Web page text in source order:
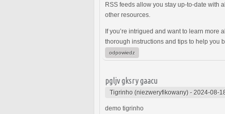
RSS feeds allow you stay up-to-date with
other resources.
If you’re intrigued and want to learn more
thorough instructions and tips to help you
odpowiedz
pgljv gksry gaacu
Tigrinho (niezweryfikowany) - 2024-08-
demo tigrinho